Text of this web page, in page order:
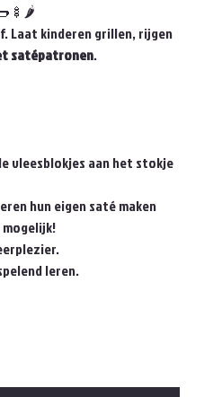
Laat kinderen grillen, rijgen
satépatronen.
vleesblokjes aan het stokje
hun eigen saté maken
leren.